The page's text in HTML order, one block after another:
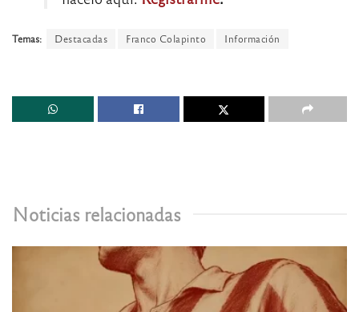
Temas: Destacadas Franco Colapinto Información
Noticias relacionadas